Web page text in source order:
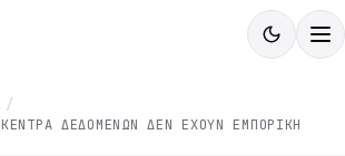
ΔΕΔΟΜΈΝΩΝ ΔΕΝ ΈΧΟΥΝ ΕΜΠΟΡΙΚΉ